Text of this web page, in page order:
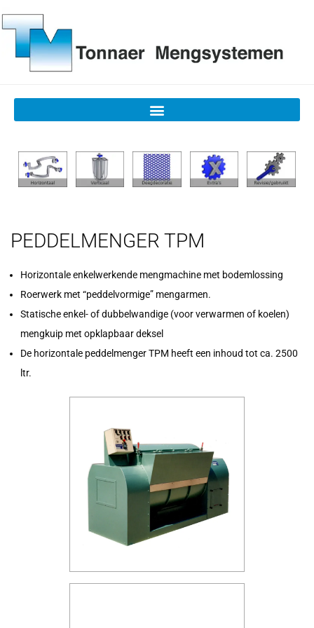
PEDDELMENGER TPM
Horizontale enkelwerkende mengmachine met bodemlossing
Roerwerk met “peddelvormige” mengarmen.
Statische enkel- of dubbelwandige (voor verwarmen of koelen)
mengkuip met opklapbaar deksel
De horizontale peddelmenger TPM heeft een inhoud tot ca. 2500
ltr.